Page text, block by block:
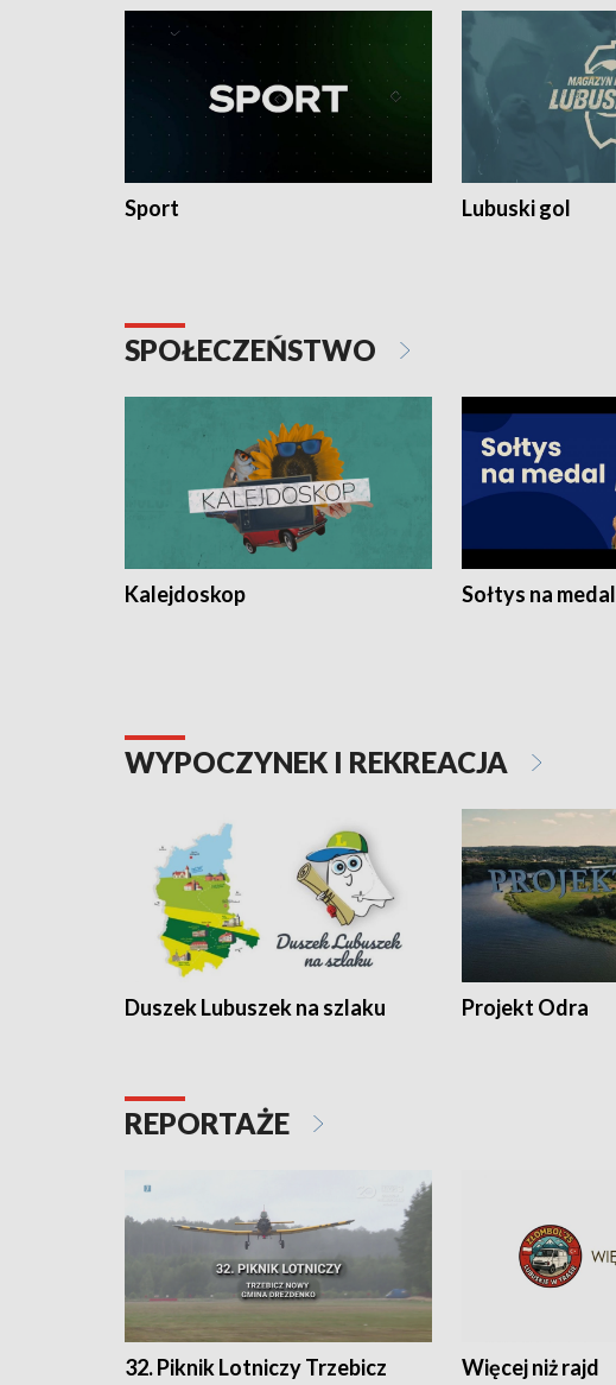
Sport Lubuski gol
SPOŁECZEŃSTWO
Kalejdoskop Sołtys na medal
WYPOCZYNEK I REKREACJA
Duszek Lubuszek na szlaku Projekt Odra
REPORTAŻE
32. Piknik Lotniczy Trzebicz
Więcej niż rajd